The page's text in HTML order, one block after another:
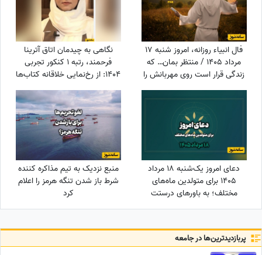
فال انبیاء روزانه، امروز شنبه 17
مرداد 1405 / منتظر بمان… که
زندگی قرار است روی مهربانش را
به تو نشان دهد. خبرهای خوش،
در راه‌اند
نگاهی به چیدمان اتاق آترینا
فرحمند، رتبه 1 کنکور تجربی
1404: از رخ‌نمایی خلاقانه کتاب‌ها
تا حضور شازده کوچولو/فضایی
روح‌انگیز و آرامش‌بخش برای تمرکز
و موفقیت
دعای امروز یک‌شنبه 18 مرداد
1405 برای متولدین ماه‌های
مختلف؛ به باورهای درستت
پایبند بمان، حتی اگر دیگران آن
منبع نزدیک به تیم مذاکره کننده
شرط باز شدن تنگه هرمز را اعلام
کرد
پربازدید‌ترین‌ها در جامعه